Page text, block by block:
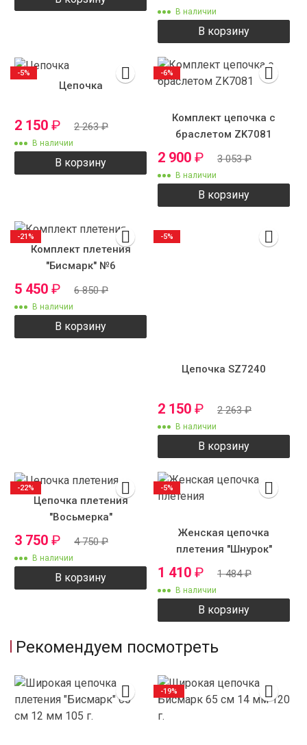
В наличии
В корзину
Цепочка
2 150 ₽ 2 263₽
В наличии
В корзину
-5%
Комплект цепочка с
браслетом ZK7081
2 900 ₽ 3 053₽
В наличии
В корзину
-6%
Комплект плетения
"Бисмарк" №6
5 450 ₽ 6 850₽
В наличии
В корзину
-21%
Цепочка SZ7240
2 150 ₽ 2 263₽
В наличии
В корзину
-5%
Цепочка плетения
"Восьмерка"
3 750 ₽ 4 750₽
В наличии
В корзину
-22%
Женская цепочка
плетения "Шнурок"
плоский
1 410 ₽ 1 484₽
В наличии
В корзину
-5%
Рекомендуем посмотреть
-19%